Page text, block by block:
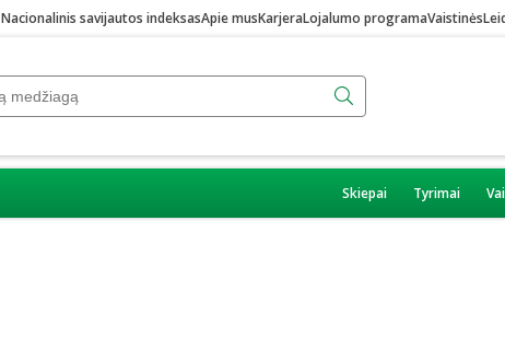
Nacionalinis savijautos indeksasApie musKarjeraLojalumo programaVaistinės
Skiepai Tyrimai